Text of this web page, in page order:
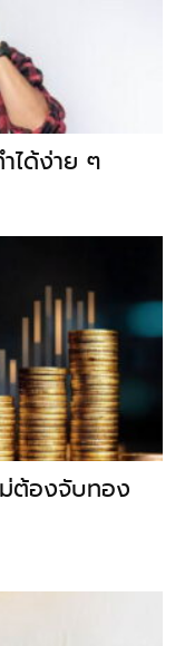
ได้ง่าย ๆ
ม่ต้องจับทอง